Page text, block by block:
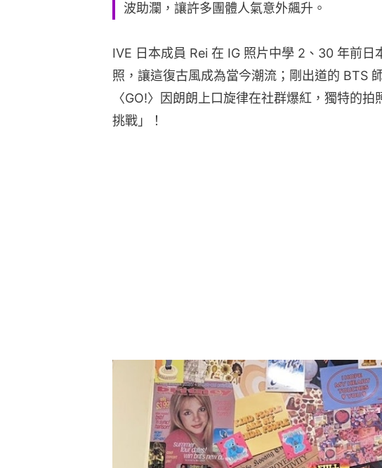
波助瀾，讓許多團體人氣意外飆升。
IVE 日本成員 Rei 在 IG 照片中學 2、30 年前日
照，讓這復古風成為當今潮流；剛出道的 BTS
〈GO!〉因朗朗上口旋律在社群爆紅，獨特的
挑戰」！